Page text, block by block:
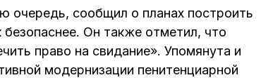
очередь, сообщил о планах построить
Он также отметил, что
право на свидание». Упомянута и
модернизации пенитенциарной